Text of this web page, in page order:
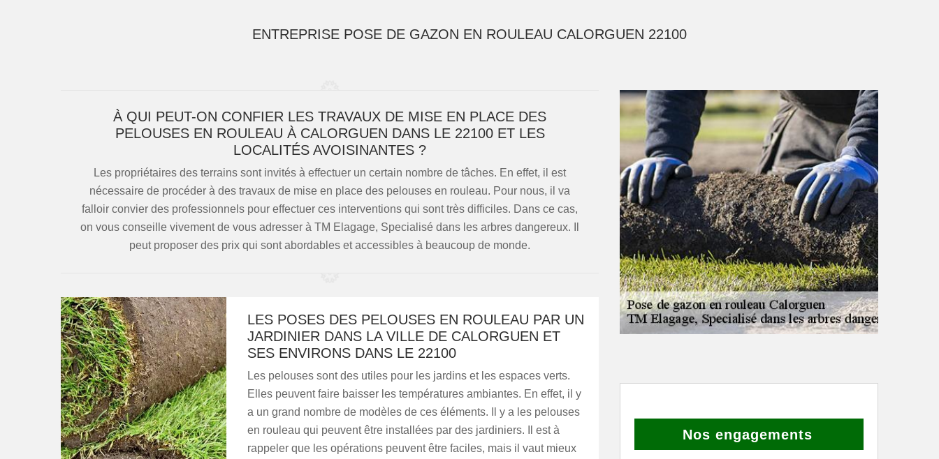
ENTREPRISE POSE DE GAZON EN ROULEAU CALORGUEN 22100
À QUI PEUT-ON CONFIER LES TRAVAUX DE MISE EN PLACE DES
PELOUSES EN ROULEAU À CALORGUEN DANS LE 22100 ET LES
LOCALITÉS AVOISINANTES ?
Les propriétaires des terrains sont invités à effectuer un certain nombre de tâches. En effet, il est
nécessaire de procéder à des travaux de mise en place des pelouses en rouleau. Pour nous, il va
falloir convier des professionnels pour effectuer ces interventions qui sont très difficiles. Dans ce cas,
on vous conseille vivement de vous adresser à TM Elagage, Specialisé dans les arbres dangereux. Il
peut proposer des prix qui sont abordables et accessibles à beaucoup de monde.
LES POSES DES PELOUSES EN ROULEAU PAR UN
JARDINIER DANS LA VILLE DE CALORGUEN ET
SES ENVIRONS DANS LE 22100
Les pelouses sont des utiles pour les jardins et les espaces verts.
Elles peuvent faire baisser les températures ambiantes. En effet, il y
a un grand nombre de modèles de ces éléments. Il y a les pelouses
en rouleau qui peuvent être installées par des jardiniers. Il est à
rappeler que les opérations peuvent être faciles, mais il vaut mieux
Nos engagements